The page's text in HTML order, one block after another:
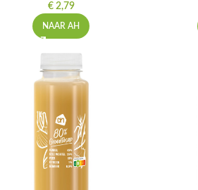
€2,79
NAAR AH